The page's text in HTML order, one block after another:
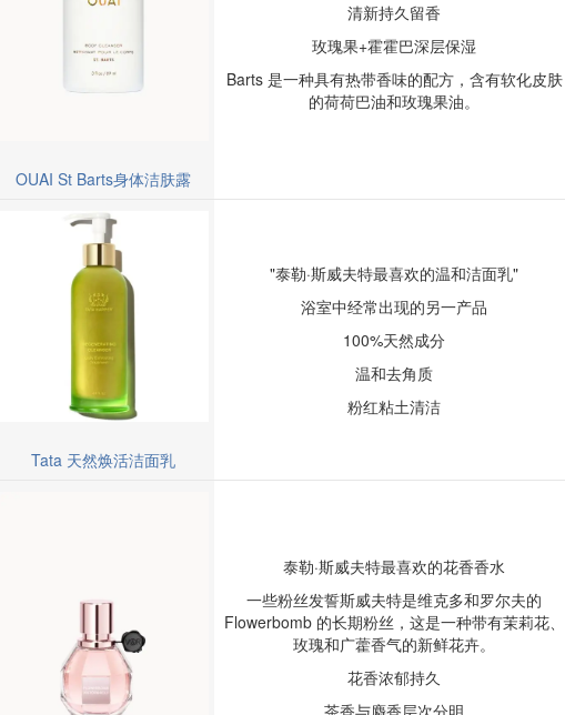
OUAI St Barts身体洁肤露
清新持久留香
玫瑰果+霍霍巴深层保湿
Barts 是一种具有热带香味的配方，含有软化皮肤
的荷荷巴油和玫瑰果油。
Tata 天然焕活洁面乳
"泰勒·斯威夫特最喜欢的温和洁面乳"
浴室中经常出现的另一产品
100%天然成分
温和去角质
粉红粘土清洁
泰勒·斯威夫特最喜欢的花香香水
一些粉丝发誓斯威夫特是维克多和罗尔夫的
Flowerbomb 的长期粉丝，这是一种带有茉莉花、
玫瑰和广藿香气的新鲜花卉。
花香浓郁持久
茶香与麝香层次分明